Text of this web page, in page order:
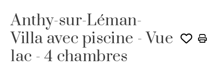
Anthy-sur-Léman-
Villa avec piscine - Vue
lac - 4 chambres